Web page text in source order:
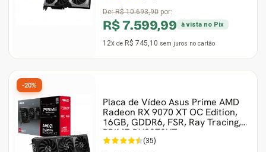
De:R$ 10.693,90 por:
R$ 7.599,99 à vista no Pix
12x de R$ 745,10 sem juros no cartão
Placa de Vídeo Asus Prime AMD
Radeon RX 9070 XT OC Edition,
16GB, GDDR6, FSR, Ray Tracing,
PRIME-RX9070XT
(35)
-20%